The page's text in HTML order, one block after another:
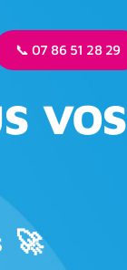
📞 07 86 51 28 29
vos
🚀